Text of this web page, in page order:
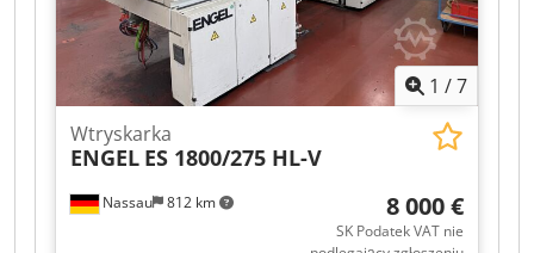
1 /7
Nassau 812 km
Wtryskarka
ENGEL ES 1800/275 HL-V
8 000 €
SK Podatek VAT nie